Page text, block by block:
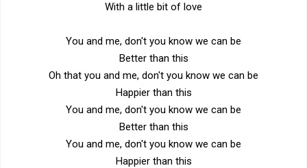
With a little bit of love
You and me, don't you know we can be
Better than this
Oh that you and me, don't you know we can be
Happier than this
You and me, don't you know we can be
Better than this
You and me, don't you know we can be
Happier than this